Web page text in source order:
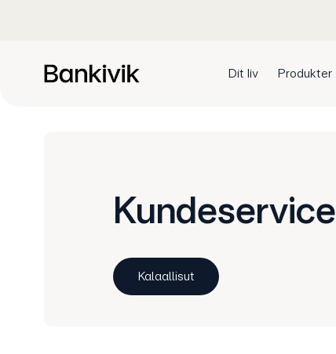
Dit liv Produkter
Kundeservice
Kalaallisut